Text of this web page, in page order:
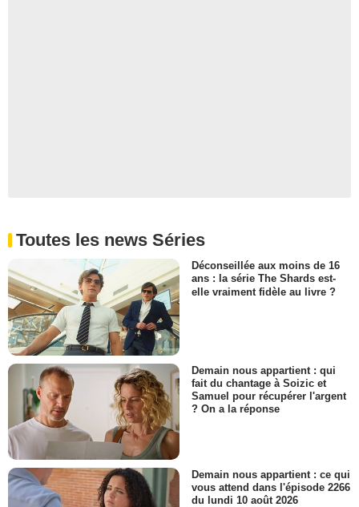
Toutes les news Séries
Déconseillée aux moins de 16
ans : la série The Shards est-
elle vraiment fidèle au livre ?
Demain nous appartient : qui
fait du chantage à Soizic et
Samuel pour récupérer l'argent
? On a la réponse
Demain nous appartient : ce qui
vous attend dans l'épisode 2266
du lundi 10 août 2026